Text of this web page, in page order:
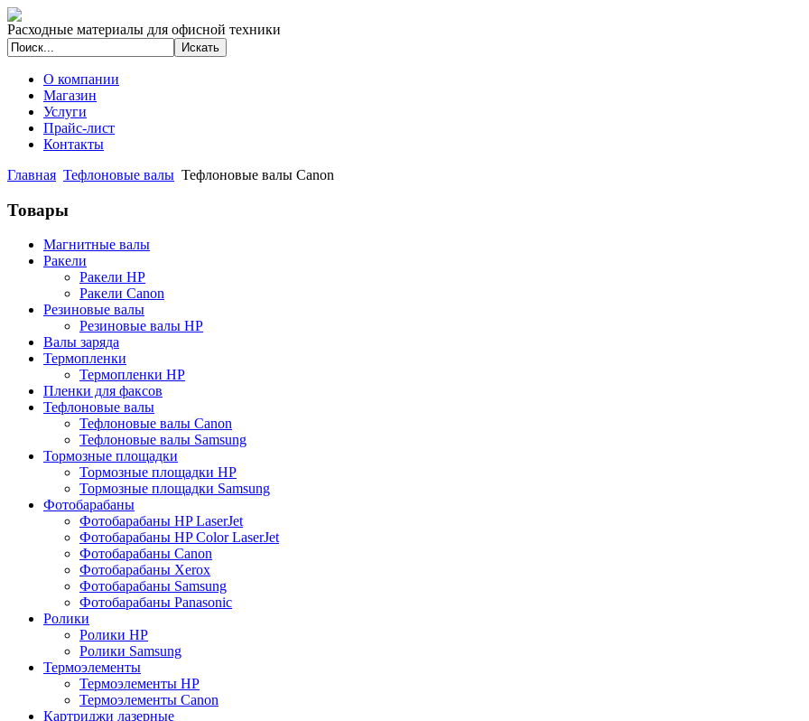
Расходные материалы для офисной техники
О компании
Магазин
Услуги
Прайс-лист
Контакты
Главная Тефлоновые валы Тефлоновые валы Canon
Товары
Магнитные валы
Ракели
Ракели HP
Ракели Canon
Резиновые валы
Резиновые валы HP
Валы заряда
Термопленки
Термопленки HP
Пленки для факсов
Тефлоновые валы
Тефлоновые валы Canon
Тефлоновые валы Samsung
Тормозные площадки
Тормозные площадки HP
Тормозные площадки Samsung
Фотобарабаны
Фотобарабаны HP LaserJet
Фотобарабаны HP Color LaserJet
Фотобарабаны Canon
Фотобарабаны Xerox
Фотобарабаны Samsung
Фотобарабаны Panasonic
Ролики
Ролики HP
Ролики Samsung
Термоэлементы
Термоэлементы HP
Термоэлементы Canon
Картриджи лазерные